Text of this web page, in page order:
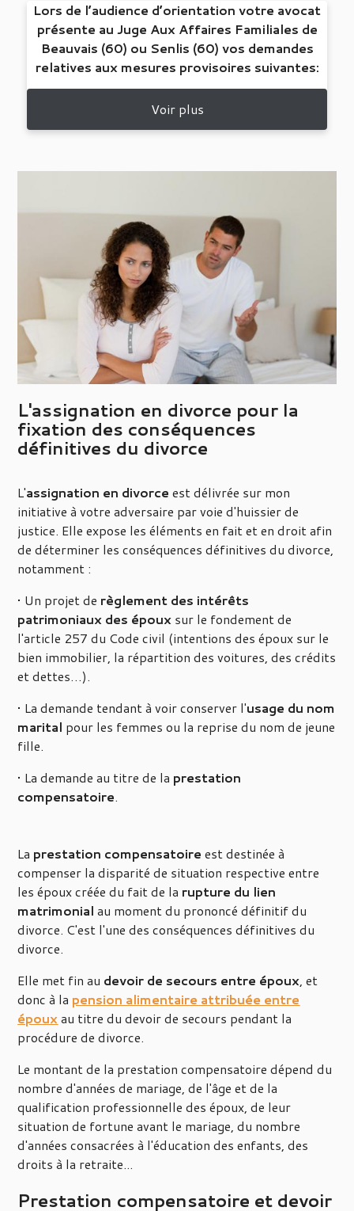
Lors de l’audience d’orientation votre avocat
présente au Juge Aux Affaires Familiales de
Beauvais (60) ou Senlis (60) vos demandes
relatives aux mesures provisoires suivantes:
Voir plus
L'assignation en divorce pour la
fixation des conséquences
définitives du divorce
L'assignation en divorceest délivrée sur mon
initiative à votre adversaire par voie d'huissier de
justice. Elle expose les éléments en fait et en droit afin
de déterminer les conséquences définitives du divorce,
notamment :
• Un projet de règlement des intérêts
patrimoniaux des époux sur le fondement de
l'article 257 du Code civil (intentions des époux sur le
bien immobilier, la répartition des voitures, des crédits
et dettes…).
• La demande tendant à voir conserver l'usage du nom
marital pour les femmes ou la reprise du nom de jeune
fille.
• La demande au titre de la prestation
compensatoire.
La prestation compensatoire est destinée à
compenser la disparité de situation respective entre
les époux créée du fait de la rupture du lien
matrimonial au moment du prononcé définitif du
divorce. C'est l'une des conséquences définitives du
divorce.
Elle met fin au devoir de secours entre époux, et
donc à la pension alimentaire attribuée entre
épouxau titre du devoir de secours pendant la
procédure de divorce.
Le montant de la prestation compensatoire dépend du
nombre d'années de mariage, de l'âge et de la
qualification professionnelle des époux, de leur
situation de fortune avant le mariage, du nombre
d'années consacrées à l'éducation des enfants, des
droits à la retraite...
Prestation compensatoire et devoir